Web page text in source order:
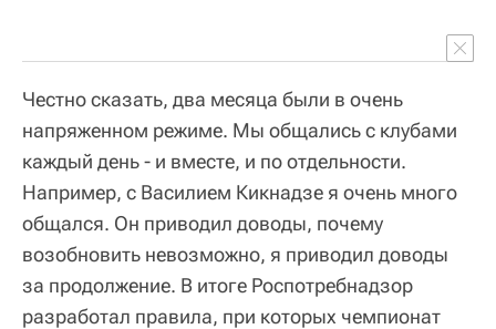
Честно сказать, два месяца были в очень
напряженном режиме. Мы общались с клубами
каждый день - и вместе, и по отдельности.
Например, с Василием Кикнадзе я очень много
общался. Он приводил доводы, почему
возобновить невозможно, я приводил доводы
за продолжение. В итоге Роспотребнадзор
разработал правила, при которых чемпионат